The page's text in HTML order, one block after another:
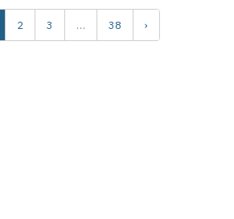
2 3 … 38 ›